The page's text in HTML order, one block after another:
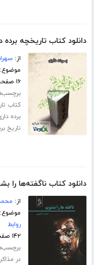
دانلود کتاب تاریخچه برده
از:
۱۶ صفحه
کتاب
برده
تاریخ
دانلود کتاب ناگفته‌ها را
از:
روابط
۱۴۲ صفحه
در